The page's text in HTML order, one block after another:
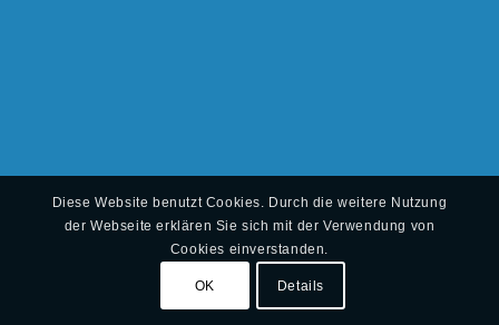
Diese Website benutzt Cookies. Durch die weitere Nutzung
der Webseite erklären Sie sich mit der Verwendung von
Cookies einverstanden.
OK Details